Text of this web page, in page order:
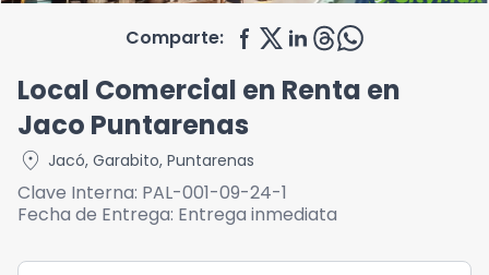
Comparte:
Local Comercial en Renta en
Jaco Puntarenas
location_on Jacó, Garabito, Puntarenas
Clave Interna: PAL-001-09-24-1
Fecha de Entrega: Entrega inmediata